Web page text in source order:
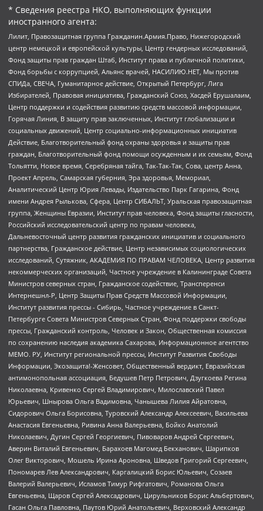
* Сведения реестра НКО, выполняющих функции
иностранного агента:
Лилит, Правозащитная группа Гражданин.Армия.Право, Нижегородский
центр немецкой и европейской культуры, Центр гендерных исследований,
Фонд защиты прав граждан Штаб, Институт права и публичной политики,
Фонд борьбы с коррупцией, Альянс врачей, НАСИЛИЮ.НЕТ, Мы против
СПИДа, СВЕЧА, Гуманитарное действие, Открытый Петербург, Лига
Избирателей, Правовая инициатива, Гражданский Союз, Хасдей Ерушалаим,
Центр поддержки и содействия развитию средств массовой информации,
Горячая Линия, В защиту прав заключенных, Институт глобализации и
социальных движений, Центр социально-информационных инициатив
Действие, Благотворительный фонд охраны здоровья и защиты прав
граждан, Благотворительный фонд помощи осужденным и их семьям, Фонд
Тольятти, Новое время, Серебряная тайга, Так-Так-Так, Сова, центр Анна,
Проект Апрель, Самарская губерния, Эра здоровья, Мемориал,
Аналитический Центр Юрия Левады, Издательство Парк Гагарина, Фонд
имени Андрея Рылькова, Сфера, Центр СИБАЛЬТ, Уральская правозащитная
группа, Женщины Евразии, Институт прав человека, Фонд защиты гласности,
Российский исследовательский центр по правам человека,
Дальневосточный центр развития гражданских инициатив и социального
партнерства, Гражданское действие, Центр независимых социологических
исследований, Сутяжник, АКАДЕМИЯ ПО ПРАВАМ ЧЕЛОВЕКА, Центр развития
некоммерческих организаций, Частное учреждение в Калининграде Совета
Министров северных стран, Гражданское содействие, Трансперенси
Интернешнл-Р, Центр Защиты Прав Средств Массовой Информации,
Институт развития прессы - Сибирь, Частное учреждение в Санкт-
Петербурге Совета Министров Северных Стран, Фонд поддержки свободы
прессы, Гражданский контроль, Человек и Закон, Общественная комиссия
по сохранению наследия академика Сахарова, Информационное агентство
МЕМО. РУ, Институт региональной прессы, Институт Развития Свободы
Информации, Экозащита!-Женсовет, Общественный вердикт, Евразийская
антимонопольная ассоциация, Бедушев Петр Петрович, Дзугкоева Регина
Николаевна, Кривенко Сергей Владимирович, Милославский Павел
Юрьевич, Шнырова Ольга Вадимовна, Чанышева Лилия Айратовна,
Сидорович Ольга Борисовна, Туровский Александр Алексеевич, Васильева
Анастасия Евгеньевна, Ривина Анна Валерьевна, Бойко Анатолий
Николаевич, Дугин Сергей Георгиевич, Пивоваров Андрей Сергеевич,
Аверин Виталий Евгеньевич, Барахоев Магомед Бекханович, Шарипков
Олег Викторович, Мошель Ирина Ароновна, Шведов Григорий Сергеевич,
Пономарев Лев Александрович, Каргалицкий Борис Юльевич, Созаев
Валерий Валерьевич, Исламов Тимур Рифгатович, Романова Ольга
Евгеньевна, Щаров Сергей Алексадрович, Цирульников Борис Альбертович,
Гасан Ольга Павловна, Паутов Юрий Анатольевич, Верховский Александр